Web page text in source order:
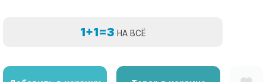
1+1=3 НА ВСЁ